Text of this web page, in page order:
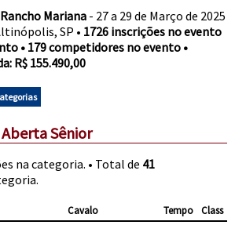
Mariana- 27 a 29 de Março de 2025
SP • 1726 inscrições no evento
• 179 competidores no evento •
R$ 155.490,00
Sênior
na categoria. • Total de 41
Cavalo Tempo Class